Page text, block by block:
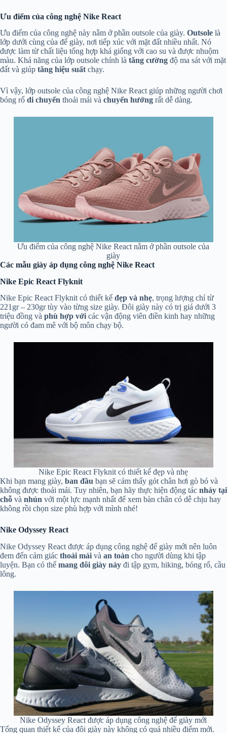
Ưu điểm của công nghệ Nike React
Ưu điểm của công nghệ này nằm ở phần outsole của giày. Outsole là
lớp dưới cùng của đế giày, nơi tiếp xúc với mặt đất nhiều nhất. Nó
được làm từ chất liệu tổng hợp khá giống với cao su và được nhuộm
màu. Khả năng của lớp outsole chính là tăng cường độ ma sát với mặt
đất và giúp tăng hiệu suất chạy.
Vì vậy, lớp outsole của công nghệ Nike React giúp những người chơi
bóng rổ di chuyển thoải mái và chuyển hướng rất dễ dàng.
Ưu điểm của công nghệ Nike React nằm ở phần outsole của
giày
Các mẫu giày áp dụng công nghệ Nike React
Nike Epic React Flyknit
Nike Epic React Flyknit có thiết kế đẹp và nhẹ, trọng lượng chỉ từ
221gr – 230gr tùy vào từng size giày. Đôi giày này có trị giá dưới 3
triệu đồng và phù hợp với các vận động viên điền kinh hay những
người có đam mê với bộ môn chạy bộ.
Nike Epic React Flyknit có thiết kế đẹp và nhẹ
Khi bạn mang giày, ban đầu bạn sẽ cảm thấy gót chân hơi gò bó và
không được thoải mái. Tuy nhiên, bạn hãy thực hiện động tác nhảy tại
chỗ và nhún với một lực mạnh nhất để xem bàn chân có dễ chịu hay
không rồi chọn size phù hợp với mình nhé!
Nike Odyssey React
Nike Odyssey React được áp dụng công nghệ đế giày mới nên luôn
đem đến cảm giác thoải mái và an toàn cho người dùng khi tập
luyện. Bạn có thể mang đôi giày này đi tập gym, hiking, bóng rổ, cầu
lông.
Nike Odyssey React được áp dụng công nghệ đế giày mới
Tổng quan thiết kế của đôi giày này không có quá nhiều điểm mới.